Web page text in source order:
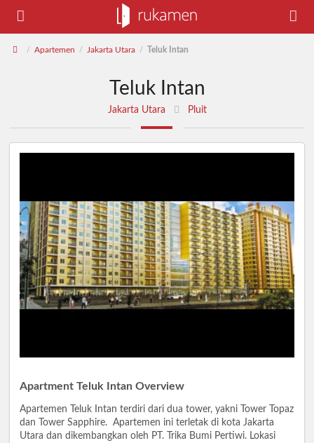
/ Apartemen / Jakarta Utara / Teluk Intan
Teluk Intan
Jakarta Utara Pluit
Apartment Teluk Intan Overview
Apartemen Teluk Intan terdiri dari dua tower, yakni Tower Topaz
dan Tower Sapphire. Apartemen ini terletak di kota Jakarta
Utara dan dikembangkan oleh PT. Trika Bumi Pertiwi. Lokasi